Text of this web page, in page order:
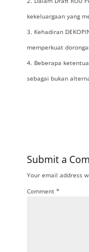
kekeluargaan yang
Kehadiran
memperkuat
Beberapa
sebagai bukan
Submit a
Your email address
Comment *